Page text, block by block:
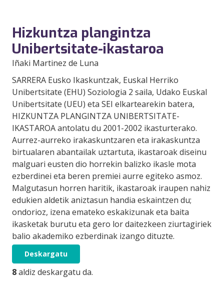
Hizkuntza plangintza
Unibertsitate-ikastaroa
Iñaki Martinez de Luna
SARRERA Eusko Ikaskuntzak, Euskal Herriko
Unibertsitate (EHU) Soziologia 2 saila, Udako Euskal
Unibertsitate (UEU) eta SEI elkartearekin batera,
HIZKUNTZA PLANGINTZA UNIBERTSITATE-
IKASTAROA antolatu du 2001-2002 ikasturterako.
Aurrez-aurreko irakaskuntzaren eta irakaskuntza
birtualaren abantailak uztartuta, ikastaroak diseinu
malguari eusten dio horrekin balizko ikasle mota
ezberdinei eta beren premiei aurre egiteko asmoz.
Malgutasun horren haritik, ikastaroak iraupen nahiz
edukien aldetik aniztasun handia eskaintzen du;
ondorioz, izena emateko eskakizunak eta baita
ikasketak burutu eta gero lor daitezkeen ziurtagiriek
balio akademiko ezberdinak izango dituzte.
Deskargatu
8aldiz deskargatu da.